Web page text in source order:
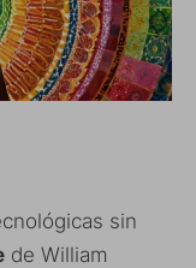
sin
de William